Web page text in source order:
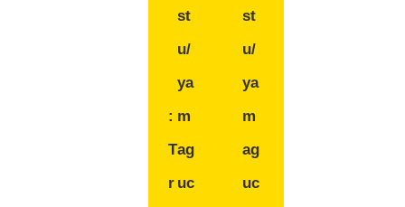
:
T
r
st
u/
ya
m
ag
uc
st
u/
ya
m
ag
uc